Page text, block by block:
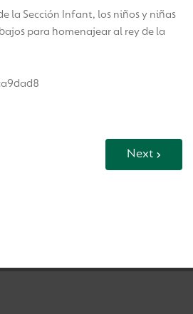
la Sección Infant, los niños y niñas
para homenajear al rey de la
Next